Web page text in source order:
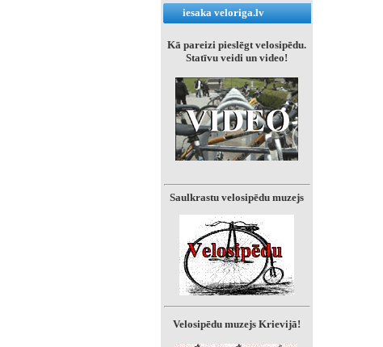
iesaka veloriga.lv
Kā pareizi pieslēgt velosipēdu.
Statīvu veidi un video!
Saulkrastu velosipēdu muzejs
Velosipēdu muzejs Krievijā!